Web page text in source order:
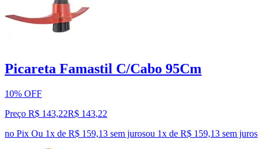
Picareta Famastil C/Cabo 95Cm
10% OFF
Preço R$ 143,22R$ 143,22
no Pix Ou 1x de R$ 159,13 sem jurosou 1x de R$ 159,13 sem juros